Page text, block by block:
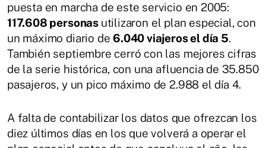
puesta en marcha de este servicio en 2005:
117.608 personas utilizaron el plan especial, con
un máximo diario de6.040 viajeros el día 5.
También septiembre cerró con las mejores cifras
de la serie histórica, con una afluencia de 35.850
pasajeros, y un pico máximo de 2.988 el día 4.
A falta de contabilizar los datos que ofrezcan los
diez últimos días en los que volverá a operar el